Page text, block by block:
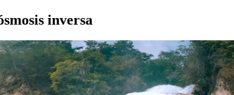
inversa